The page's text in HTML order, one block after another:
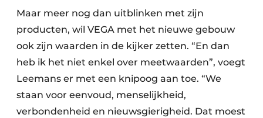
Maar meer nog dan uitblinken met zijn
producten, wil VEGA met het nieuwe gebouw
ook zijn waarden in de kijker zetten. “En dan
heb ik het niet enkel over meetwaarden”, voegt
Leemans er met een knipoog aan toe. “We
staan voor eenvoud, menselijkheid,
verbondenheid en nieuwsgierigheid. Dat moest